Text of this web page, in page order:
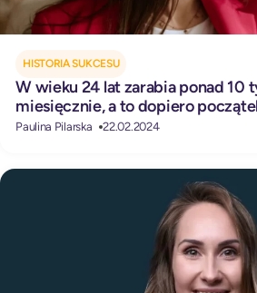
HISTORIA SUKCESU
W wieku 24 lat zarabia ponad 10
miesięcznie, a to dopiero
Paulina Pilarska 22.02.2024